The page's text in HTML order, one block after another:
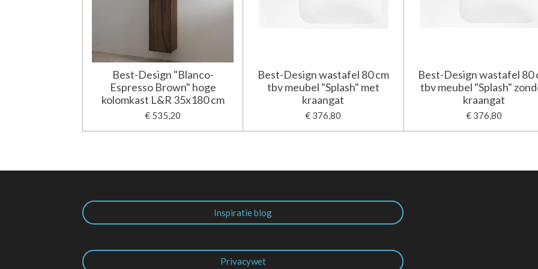
Best-Design "Blanco-
Espresso Brown" hoge
kolomkast L&R 35x180 cm
€ 535,20
Best-Design wastafel 80 cm
tbv meubel "Splash" met
kraangat
€ 376,80
Best-Design wastafel 80
tbv meubel "Splash"
kraangat
€ 376,80
Inspiratie blog
Privacywet